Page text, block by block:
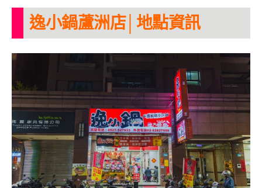
逸小鍋蘆洲店│地點資訊